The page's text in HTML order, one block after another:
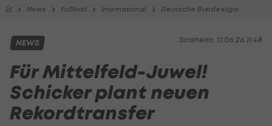
News Fußball International Deutsche Bundesliga
Sinsheim, 17.06.26 11:48
NEWS
Für Mittelfeld-Juwel!
Schicker plant neuen
Rekordtransfer